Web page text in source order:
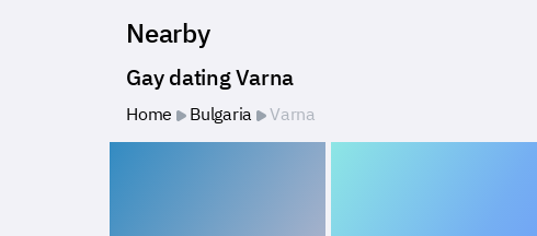
Nearby
Gay dating Varna
Home Bulgaria Varna